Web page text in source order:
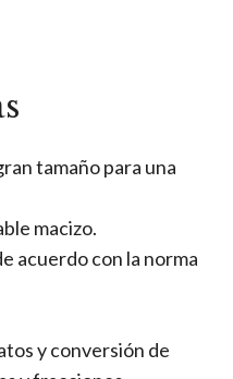
tamaño para una
macizo.
acuerdo con la norma
y conversión de